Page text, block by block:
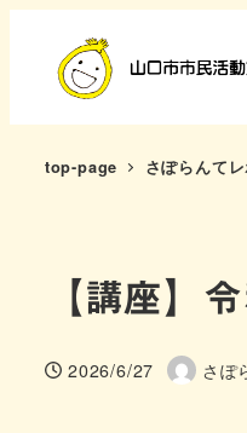
コ
top-page さぽらんて
【講座】
投稿日
2026/6/27
著
さぽ